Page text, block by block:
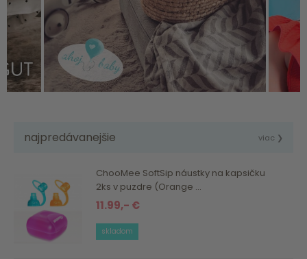
najpredávanejšie viac ❯
ChooMee SoftSip náustky na kapsičku
2ks v puzdre (Orange ...
11.99,- €
skladom